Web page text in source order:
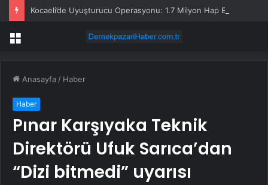
Menü
Anasayfa / Haber
Haber
Pınar Karşıyaka Teknik
Direktörü Ufuk Sarıca’dan
“Dizi bitmedi” uyarısı